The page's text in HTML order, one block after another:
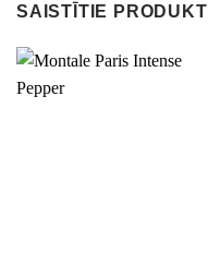
SAISTĪTIE PRODUKTI